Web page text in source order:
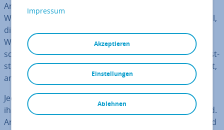
Ar­beits­zeit selbst ein­zu­tei­len und nicht mehr von den
Weisungen des Chefs abhängig zu sein. Auch das Gefühl,
direkt in die eigene Tasche zu arbeiten, macht den
Wechsel in die Selbst­stän­dig­keit attraktiv. Manche ent­
schei­den sich hingegen nicht ganz frei­wil­lig für die Selbst­
stän­dig­keit, sondern sehen darin die einzige Mög­lich­keit,
an Arbeit zu kommen.
Je­den­falls besteht bei beiden Gruppen das Risiko, dass
ihre Tätigkeit als Schein­selbst­stän­dig­keit ein­ge­stuft wird.
Ar­beit­ge­ber sparen So­zi­al­ver­si­che­rungs­bei­trä­ge ein und
Impressum
Akzeptieren
Ablehnen
Einstellungen